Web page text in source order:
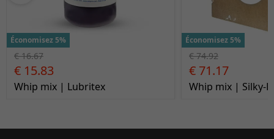
Économisez 5%
€ 16.67
€ 15.83
Whip mix | Lubritex
Économisez 5%
€ 74.92
€ 71.17
Whip mix | Silky-